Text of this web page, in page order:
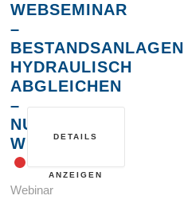
WEBSEMINAR
–
BESTANDSANLAGEN
HYDRAULISCH
ABGLEICHEN
–
NUR
WIE?
Webinar
DETAILS
ANZEIGEN